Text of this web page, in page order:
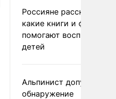
Россияне рассказали,
какие книги и фильмы
помогают воспитывать
детей
Альпинист допустил
обнаружение